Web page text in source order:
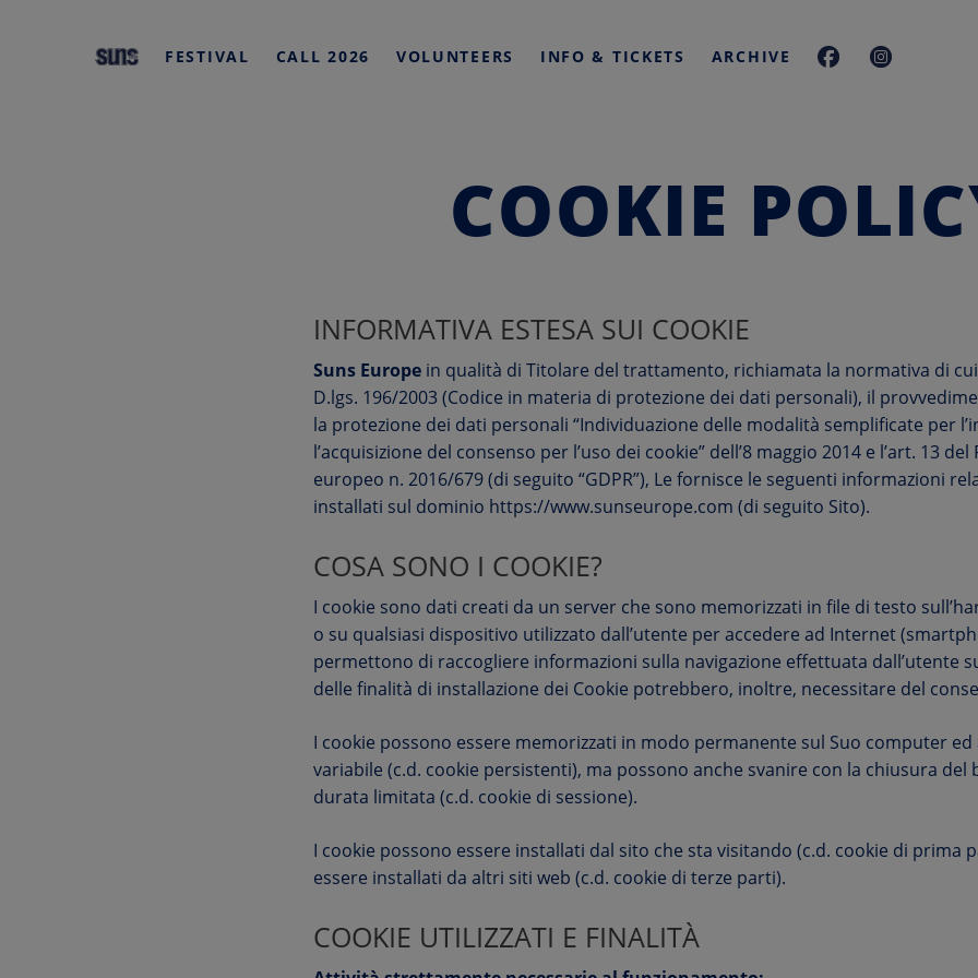
HOME
FESTIVAL CALL 2026 VOLUNTEERS INFO & TICKETS ARCHIVE
COOKIE
INFORMATIVA ESTESA SUI COOKIE
Suns Europe in qualità di Titolare del trattamento, richiamata la normativa di cui
D.lgs. 196/2003 (Codice in materia di protezione dei dati personali), il
la protezione dei dati personali “Individuazione delle modalità semplificate per
l’acquisizione del consenso per l’uso dei cookie” dell’8 maggio 2014 e l’art. 13
europeo n. 2016/679 (di seguito “GDPR”), Le fornisce le seguenti informazioni
installati sul dominio https://www.sunseurope.com (di seguito Sito).
COSA SONO I COOKIE?
I cookie sono dati creati da un server che sono memorizzati in file di testo
o su qualsiasi dispositivo utilizzato dall’utente per accedere ad Internet
permettono di raccogliere informazioni sulla navigazione effettuata dall’utente
delle finalità di installazione dei Cookie potrebbero, inoltre, necessitare del
I cookie possono essere memorizzati in modo permanente sul Suo computer
variabile (c.d. cookie persistenti), ma possono anche svanire con la chiusura del
durata limitata (c.d. cookie di sessione).
I cookie possono essere installati dal sito che sta visitando (c.d. cookie di prima
essere installati da altri siti web (c.d. cookie di terze parti).
COOKIE UTILIZZATI E FINALITÀ